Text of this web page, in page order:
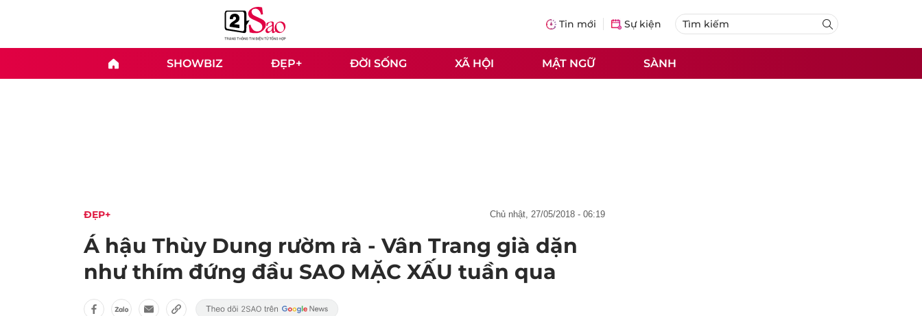
Tin mới Sự kiện
SHOWBIZ ĐẸP+ ĐỜI SỐNG XÃ HỘI MẬT NGỮ SÀNH
ĐẸP+ chủ nhật, 27/05/2018 - 06:19
Á hậu Thùy Dung rườm rà - Vân Trang già dặn
như thím đứng đầu SAO MẶC XẤU tuần qua